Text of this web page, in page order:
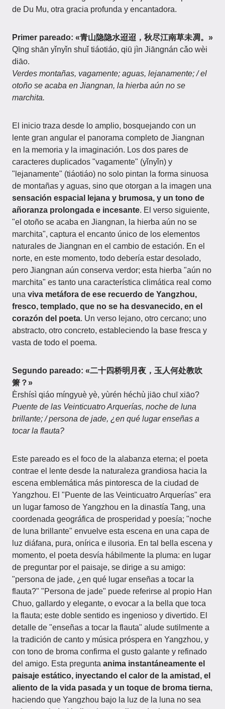
de Du Mu, otra gracia profunda y encantadora.
Primer pareado: «青山隐隐水迢迢，秋尽江南草未凋。»
Qīng shān yǐnyǐn shuǐ tiáotiáo, qiū jìn Jiāngnán cǎo wèi
diāo.
Verdes montañas, vagamente; aguas, lejanamente; / el
otoño se acaba en Jiangnan, la hierba aún no se
marchita.
El inicio traza desde lo amplio, bosquejando con un
lente gran angular el panorama completo de Jiangnan
en la memoria y la imaginación. Los dos pares de
caracteres duplicados "vagamente" (yǐnyǐn) y
"lejanamente" (tiáotiáo) no solo pintan la forma sinuosa
de montañas y aguas, sino que otorgan a la imagen una
sensación espacial lejana y brumosa, y un tono de
añoranza prolongada e incesante. El verso siguiente,
"el otoño se acaba en Jiangnan, la hierba aún no se
marchita", captura el encanto único de los elementos
naturales de Jiangnan en el cambio de estación. En el
norte, en este momento, todo debería estar desolado,
pero Jiangnan aún conserva verdor; esta hierba "aún no
marchita" es tanto una característica climática real como
una viva metáfora de ese recuerdo de Yangzhou,
fresco, templado, que no se ha desvanecido, en el
corazón del poeta. Un verso lejano, otro cercano; uno
abstracto, otro concreto, estableciendo la base fresca y
vasta de todo el poema.
Segundo pareado: «二十四桥明月夜，玉人何处教吹
箫？»
Èrshísì qiáo míngyuè yè, yùrén héchù jiāo chuī xiāo?
Puente de las Veinticuatro Arquerías, noche de luna
brillante; / persona de jade, ¿en qué lugar enseñas a
tocar la flauta?
Este pareado es el foco de la alabanza eterna; el poeta
contrae el lente desde la naturaleza grandiosa hacia la
escena emblemática más pintoresca de la ciudad de
Yangzhou. El "Puente de las Veinticuatro Arquerías" era
un lugar famoso de Yangzhou en la dinastía Tang, una
coordenada geográfica de prosperidad y poesía; "noche
de luna brillante" envuelve esta escena en una capa de
luz diáfana, pura, onírica e ilusoria. En tal bella escena y
momento, el poeta desvía hábilmente la pluma: en lugar
de preguntar por el paisaje, se dirige a su amigo:
"persona de jade, ¿en qué lugar enseñas a tocar la
flauta?" "Persona de jade" puede referirse al propio Han
Chuo, gallardo y elegante, o evocar a la bella que toca
la flauta; este doble sentido es ingenioso y divertido. El
detalle de "enseñas a tocar la flauta" alude sutilmente a
la tradición de canto y música próspera en Yangzhou, y
con tono de broma confirma el gusto galante y refinado
del amigo. Esta pregunta anima instantáneamente el
paisaje estático, inyectando el calor de la amistad, el
aliento de la vida pasada y un toque de broma tierna,
haciendo que Yangzhou bajo la luz de la luna no sea